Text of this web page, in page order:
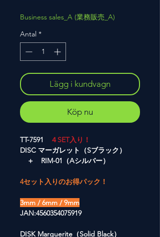
Business sales_A (業務販売_A)
Antal *
Lägg i kundvagn
Köp nu
TT-7591
４SET入り！
DISC マーガレット（Sブラック）
＋ RIM-01（Aシルバー）
4セット入りのお得パック！
3mm / 6mm / 9mm
JAN:4560354075919
DISK Marguerite（Solid Black）